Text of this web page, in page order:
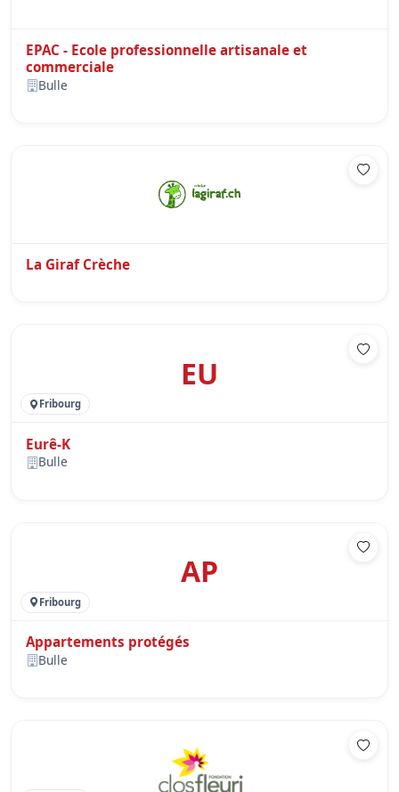
EPAC - Ecole professionnelle artisanale et
commerciale
Bulle
La Giraf Crèche
EU
Fribourg
Eurê-K
Bulle
AP
Fribourg
Appartements protégés
Bulle